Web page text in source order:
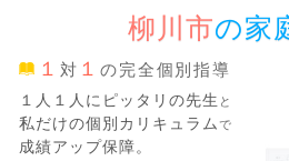
福岡県指導
柳川地区の指
柳川市の家
１ 対 １の完全個別指導
１人１人にピッタリの先生 と
私だけの個別カリキュラム で
成績アップ保障。